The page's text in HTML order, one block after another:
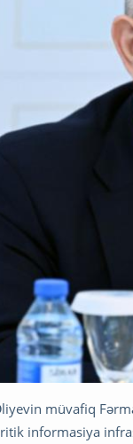
müvafiq
informasiya